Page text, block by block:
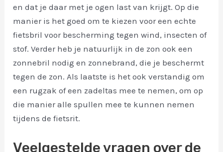
en dat je daar met je ogen last van krijgt. Op die
manier is het goed om te kiezen voor een echte
fietsbril voor bescherming tegen wind, insecten of
stof. Verder heb je natuurlijk in de zon ook een
zonnebril nodig en zonnebrand, die je beschermt
tegen de zon. Als laatste is het ook verstandig om
een rugzak of een zadeltas mee te nemen, om op
die manier alle spullen mee te kunnen nemen
tijdens de fietsrit.
Veelgestelde vragen over de